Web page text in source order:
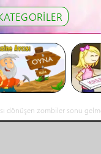
dönüşen zombiler sonu
satın alabilirsiniz.